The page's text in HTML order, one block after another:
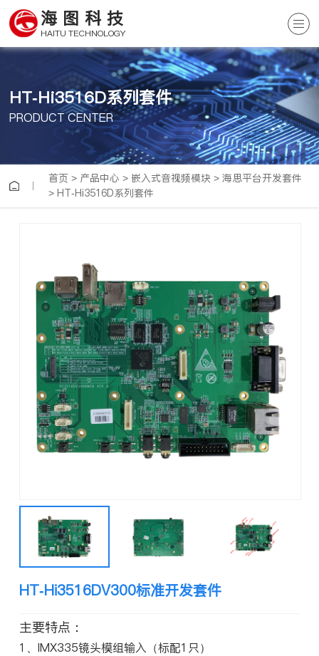
海图科技
HAITU TECHNOLOGY
HT-Hi3516D系列套件
PRODUCT CENTER
首页 > 产品中心 > 嵌入式音视频模块 >海思平台开发套件
> HT-Hi3516D系列套件
HT-Hi3516DV300标准开发套件
主要特点：
1、IMX335镜头模组输入（标配1只）